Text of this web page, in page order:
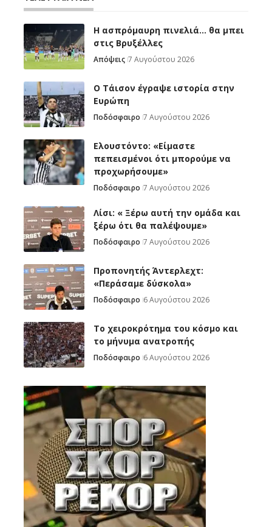
Η ασπρόμαυρη πινελιά… θα μπει
στις Βρυξέλλες
Απόψεις 7 Αυγούστου 2026
Ο Τάισον έγραψε ιστορία στην
Ευρώπη
Ποδόσφαιρο 7 Αυγούστου 2026
Ελουστόντο: «Είμαστε
πεπεισμένοι ότι μπορούμε να
προχωρήσουμε»
Ποδόσφαιρο 7 Αυγούστου 2026
Λίσι: « Ξέρω αυτή την ομάδα και
ξέρω ότι θα παλέψουμε»
Ποδόσφαιρο 7 Αυγούστου 2026
Προπονητής Άντερλεχτ:
«Περάσαμε δύσκολα»
Ποδόσφαιρο 6 Αυγούστου 2026
Το χειροκρότημα του κόσμο και
το μήνυμα ανατροπής
Ποδόσφαιρο 6 Αυγούστου 2026